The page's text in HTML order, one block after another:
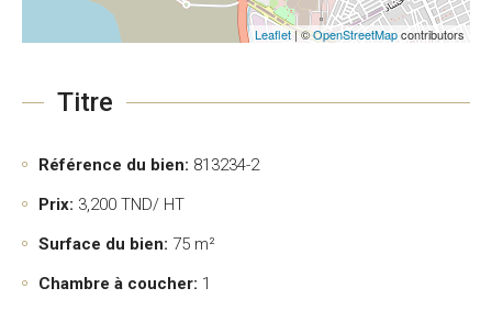
Leaflet| ©OpenStreetMapcontributors
Titre
Référence du bien: 813234-2
Prix: 3,200 TND/ HT
Surface du bien: 75 m²
Chambre à coucher: 1